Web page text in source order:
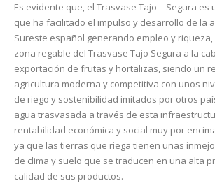
Es evidente que, el Trasvase Tajo – Segura
que ha facilitado el impulso y desarrollo de la
Sureste español generando empleo y riqueza,
zona regable del Trasvase Tajo Segura a la
exportación de frutas y hortalizas, siendo un
agricultura moderna y competitiva con unos
de riego y sostenibilidad imitados por otros
agua trasvasada a través de esta
rentabilidad económica y social muy por
ya que las tierras que riega tienen unas
de clima y suelo que se traducen en una alta
calidad de sus productos.